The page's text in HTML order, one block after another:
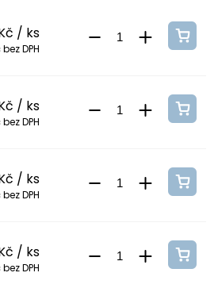
/ ks
bez DPH
/ ks
bez DPH
/ ks
bez DPH
/ ks
bez DPH